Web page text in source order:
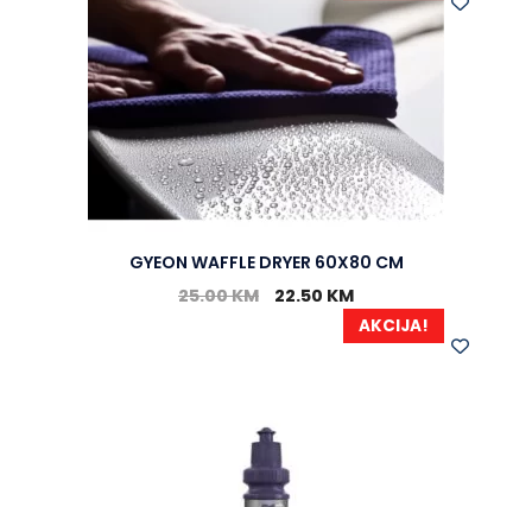
GYEON WAFFLE DRYER 60X80 CM
25.00KM 22.50 KM
AKCIJA!